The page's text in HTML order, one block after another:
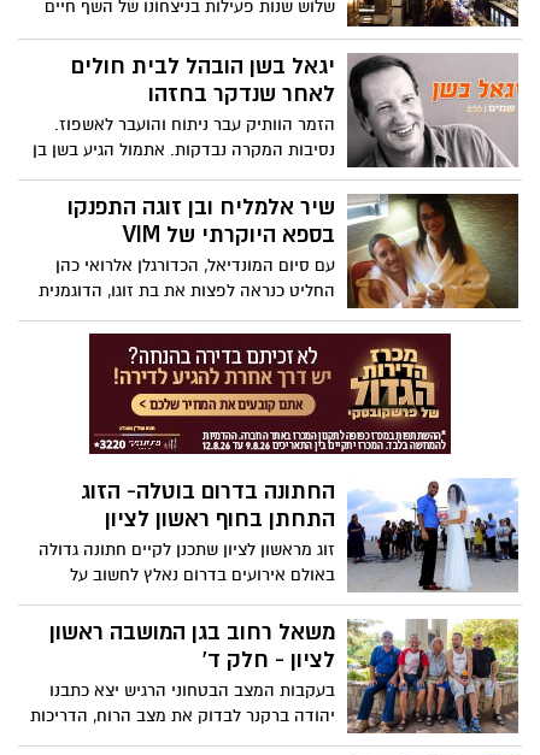
שלוש שנות פעילות בניצחונו של השף חיים
פלאשים. דיקסילדת שמח.
יגאל בשן הובהל לבית חולים
לאחר שנדקר בחזהו
הזמר הוותיק עבר ניתוח והועבר לאשפוז.
נסיבות המקרה נבדקות. אתמול הגיע בשן בן
ה-64 לביה"ח בגלל תלונות על כאבי גב
שיר אלמליח ובן זוגה התפנקו
בספא היוקרתי של VIM
עם סיום המונדיאל, הכדורגלן אלרואי כהן
החליט כנראה לפצות את בת זוגו, הדוגמנית
הלוהטת והעסוקה שיר אלמליח על חודש
הכדורגל הארוך שהיה, ויחד הגיעו למתחם
הספורט והכושר VIM בראשון לציון, שם
התפנקו ביום כיף זוגי.
החתונה בדרום בוטלה- הזוג
התחתן בחוף ראשון לציון
זוג מראשון לציון שתכנן לקיים חתונה גדולה
באולם אירועים בדרום נאלץ לחשוב על
חלופות בעקבות המצב הביטחוני * "תמיד
חלמנו לעשות חופה לאור השקיעה בחוף הים,
כך שהכל יצא לטובה" מספר החתן * המצילים
כרזו מזל טוב לזוג הצעיר
משאל רחוב בגן המושבה ראשון
לציון - חלק ד'
בעקבות המצב הבטחוני הרגיש יצא כתבנו
יהודה ברקנר לבדוק את מצב הרוח, הדריכות
והדעות החלוקות של תושבי ראשון לציון